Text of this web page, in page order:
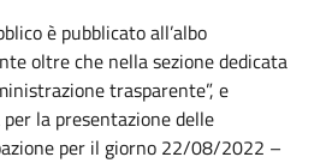
è pubblicato all’albo
oltre che nella sezione dedicata
trasparente”, e
la presentazione delle
per il giorno 22/08/2022 –